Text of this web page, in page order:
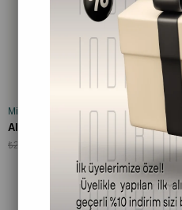
SEPETE EKLE
Minia Bahçe Bitki ve Sanat Atölyesi
Aloe Vera Jel (aloe Vera) 75ml, %100 Saf
₺299,90
1